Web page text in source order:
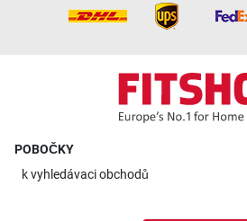
POBOČKY
kvyhledávaci obchodů